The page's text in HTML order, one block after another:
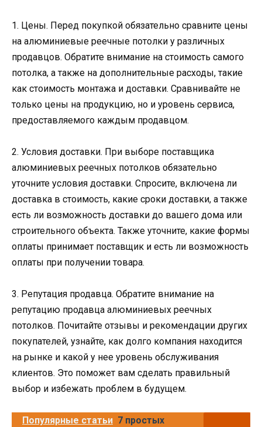
1. Цены. Перед покупкой обязательно сравните цены
на алюминиевые реечные потолки у различных
продавцов. Обратите внимание на стоимость самого
потолка, а также на дополнительные расходы, такие
как стоимость монтажа и доставки. Сравнивайте не
только цены на продукцию, но и уровень сервиса,
предоставляемого каждым продавцом.
2. Условия доставки. При выборе поставщика
алюминиевых реечных потолков обязательно
уточните условия доставки. Спросите, включена ли
доставка в стоимость, какие сроки доставки, а также
есть ли возможность доставки до вашего дома или
строительного объекта. Также уточните, какие формы
оплаты принимает поставщик и есть ли возможность
оплаты при получении товара.
3. Репутация продавца. Обратите внимание на
репутацию продавца алюминиевых реечных
потолков. Почитайте отзывы и рекомендации других
покупателей, узнайте, как долго компания находится
на рынке и какой у нее уровень обслуживания
клиентов. Это поможет вам сделать правильный
выбор и избежать проблем в будущем.
Популярные статьи 7 простых